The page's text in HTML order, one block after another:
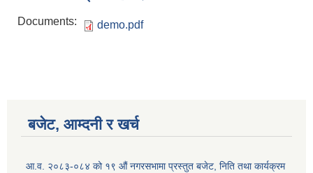
Documents: demo.pdf
बजेट, आम्दनी र खर्च
आ.व. २०८३-०८४ को १९ औं नगरसभामा प्रस्तुत बजेट, निति तथा कार्यक्रम